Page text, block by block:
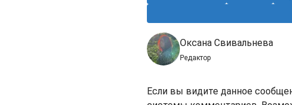
Оксана Свивальнева
Редактор
Если вы видите данное